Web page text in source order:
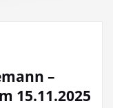
–
15.11.2025